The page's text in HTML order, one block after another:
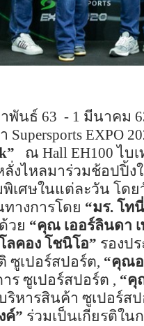
พันธ์ 63 - 1 มีนาคม
Supersports EXPO
ณ Hall EH100ไบ
งไหลมาร่วมช้อปปิ้ง
เศษในแต่ละวัน โด
ทางการโดย “มร. โท
วย “คุณ เออร์ลินดา
ลคอง โชนิโอ” รองป
ซูเปอร์สปอร์ต, “คุณ
ร ซูเปอร์สปอร์ต , “คุ
หารสินค้า ซูเปอร์ส
ค์” ร่วมเป็นเกียรติใน